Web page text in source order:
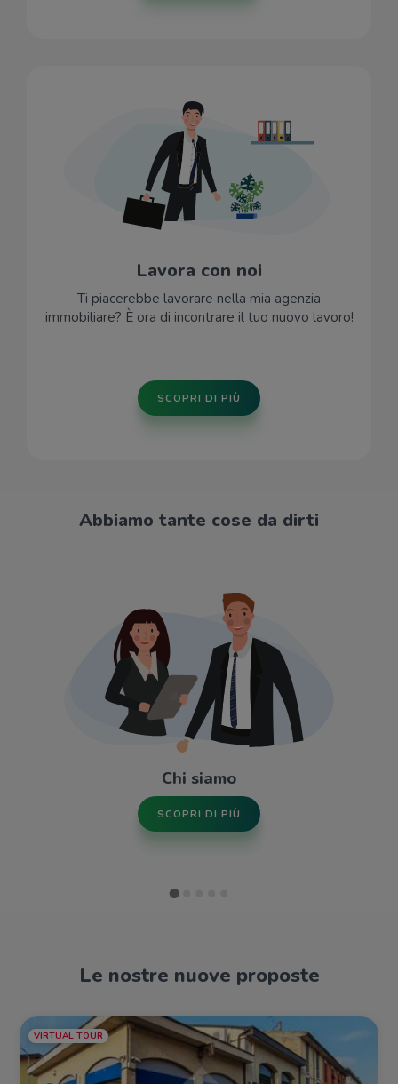
Lavora con noi
Ti piacerebbe lavorare nella mia agenzia
immobiliare? È ora di incontrare il tuo nuovo lavoro!
SCOPRI DI PIÙ
Abbiamo tante cose da dirti
Chi siamo
SCOPRI DI PIÙ
Le nostre nuove proposte
VIRTUAL TOUR